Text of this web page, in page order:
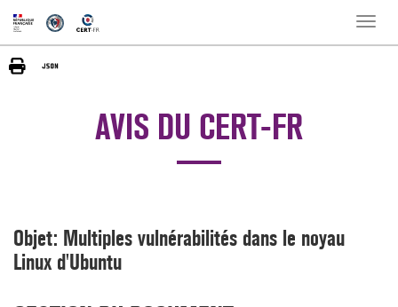
Toggle
AVIS DU CERT-FR
Objet: Multiples vulnérabilités dans le noyau
Linux d'Ubuntu